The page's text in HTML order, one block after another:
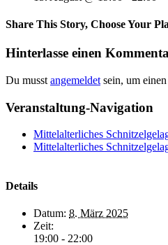
Share This Story, Choose Your
Hinterlasse einen
Du musst angemeldet sein, um
Veranstaltung-Navigation
Mittelalterliches
Mittelalterliches
Details
Datum: 8. März 2025
Zeit:
19:00 - 22:00